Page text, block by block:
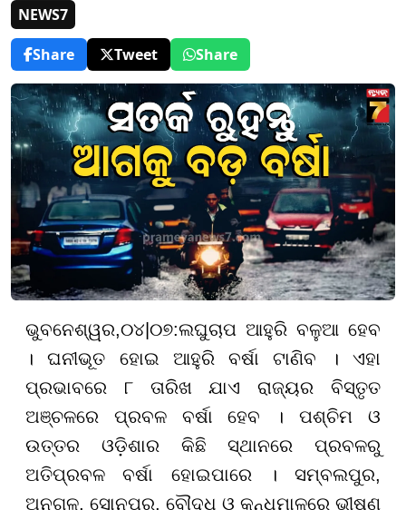
NEWS7
Share
Tweet Share
ଭୁବନେଶ୍ୱର,୦୪|୦୭:ଲଘୁଚାପ ଆହୁରି ବଳୁଆ ହେବ
। ଘନୀଭୂତ ହୋଇ ଆହୁରି ବର୍ଷା ଟାଣିବ । ଏହା
ପ୍ରଭାବରେ ୮ ତାରିଖ ଯାଏ ରାଜ୍ୟର ବିସ୍ତୃତ
ଅଞ୍ଚଳରେ ପ୍ରବଳ ବର୍ଷା ହେବ । ପଶ୍ଚିମ ଓ
ଉତ୍ତର ଓଡ଼ିଶାର କିଛି ସ୍ଥାନରେ ପ୍ରବଳରୁ
ଅତିପ୍ରବଳ ବର୍ଷା ହୋଇପାରେ । ସମ୍ବଲପୁର,
ଅନୁଗୁଳ, ସୋନପୁର, ବୌଦ୍ଧ ଓ କନ୍ଧମାଳରେ ଭୀଷଣ